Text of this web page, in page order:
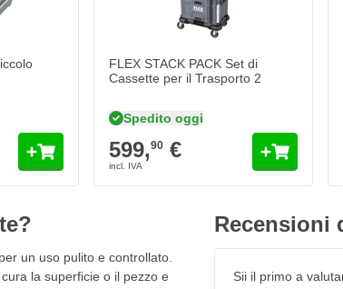
FLEX STACK PACK Set di
Cassette per il Trasporto 2
Spedito oggi
599,90 €
un uso pulito e controllato.
la superficie o il pezzo e
Recensioni
Sii il primo a